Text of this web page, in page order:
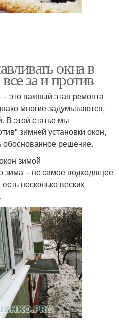
окна в
за и против
– это важный этап ремонта
многие задумываются,
В этой статье мы
зимней установки окон,
обоснованное решение.
зимой
зима – не самое подходящее
несколько веских